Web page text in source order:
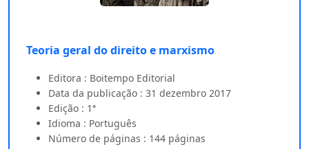
Teoria geral do direito e marxismo
Editora : Boitempo Editorial
Data da publicação : 31 dezembro 2017
Edição : 1ª
Idioma : Português
Número de páginas : 144 páginas